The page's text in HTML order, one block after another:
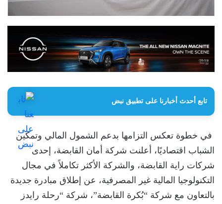
تابع أحدث أخبارنا على تطبيق نبض
في خطوة تعكس التزامها بدعم الشمول المالي وتمكين
الشباب اقتصاديًا، أعلنت شركة أمان القابضة، إحدى
شركات راية القابضة، والشركة الأكثر تكاملاً في مجال
التكنولوجيا المالية غير المصرفية، عن إطلاق مبادرة جديدة
بالتعاون مع شركة “بُكرة القابضة”، شركة “رحلة رايدز